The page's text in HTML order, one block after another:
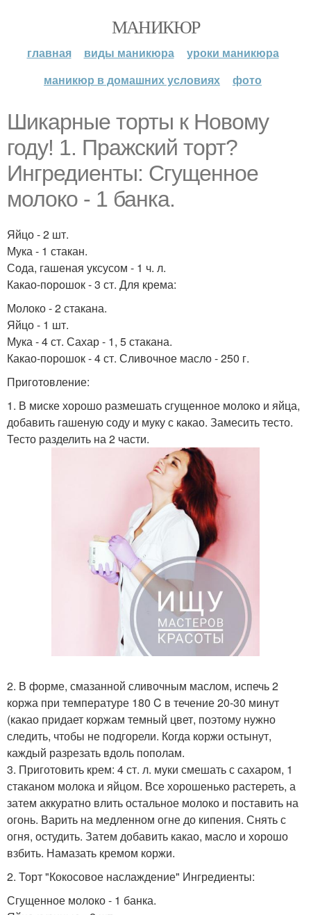
МАНИКЮР
главная виды маникюра
уроки маникюра
маникюр в домашних условиях
фото
Шикарные торты к Новому
году! 1. Пражский торт?
Ингредиенты: Сгущенное
молоко - 1 банка.
Яйцо - 2 шт.
Мука - 1 стакан.
Сода, гашеная уксусом - 1 ч. л.
Какао-порошок - 3 ст. Для крема:
Молоко - 2 стакана.
Яйцо - 1 шт.
Мука - 4 ст. Сахар - 1, 5 стакана.
Какао-порошок - 4 ст. Сливочное масло - 250 г.
Приготовление:
1. В миске хорошо размешать сгущенное молоко и яйца,
добавить гашеную соду и муку с какао. Замесить тесто.
Тесто разделить на 2 части.
2. В форме, смазанной сливочным маслом, испечь 2
коржа при температуре 180 C в течение 20-30 минут
(какао придает коржам темный цвет, поэтому нужно
следить, чтобы не подгорели. Когда коржи остынут,
каждый разрезать вдоль пополам.
3. Приготовить крем: 4 ст. л. муки смешать с сахаром, 1
стаканом молока и яйцом. Все хорошенько растереть, а
затем аккуратно влить остальное молоко и поставить на
огонь. Варить на медленном огне до кипения. Снять с
огня, остудить. Затем добавить какао, масло и хорошо
взбить. Намазать кремом коржи.
2. Торт "Кокосовое наслаждение" Ингредиенты:
Сгущенное молоко - 1 банка.